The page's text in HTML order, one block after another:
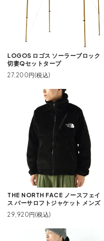
LOGOS ロゴス ソーラーブロック
切妻Qセットタープ
27,200円(税込)
THE NORTH FACE ノースフェイ
ス バーサロフトジャケット メンズ
29,920円(税込)